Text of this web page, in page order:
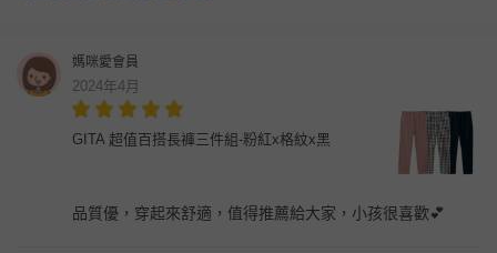
媽咪愛會員
2024年4月
GITA 超值百搭長褲三件組-粉紅x格紋x黑
品質優，穿起來舒適，值得推薦給大家，小孩很喜歡💕